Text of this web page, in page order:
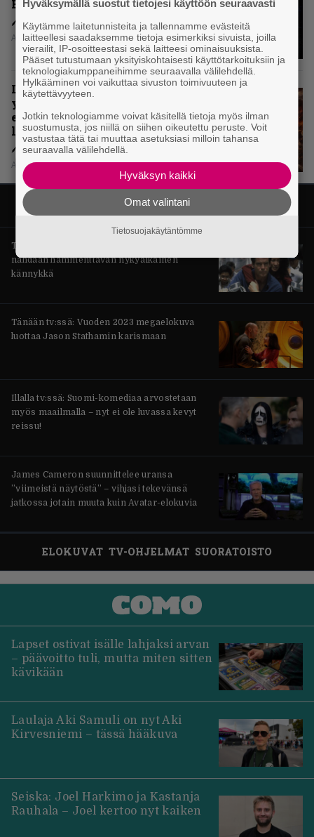
Beastia?
Aki Nuopponen
Levyarvio: Sabaton on
yhdennellätoista albumillaan
erittäin kaukana
legendaarisuudesta
Aki Nuopponen
Tänään tv:ssä: Vuoden 1997 Bond-leffassa
nähdään hämmenttävän nykyaikainen
kännykkä
Tänään tv:ssä: Vuoden 2023 megaelokuva
luottaa Jason Stathamin karismaan
Illalla tv:ssä: Suomi-komediaa arvostetaan
myös maailmalla – nyt ei ole luvassa kevyt
reissu!
James Cameron suunnittelee uransa
”viimeistä näytöstä” – vihjasi tekevänsä
jatkossa jotain muuta kuin Avatar-elokuvia
ELOKUVAT TV-OHJELMAT SUORATOISTO
Lapset ostivat isälle lahjaksi arvan
– päävoitto tuli, mutta miten sitten
kävikään
Laulaja Aki Samuli on nyt Aki
Kirvesniemi – tässä hääkuva
Seiska: Joel Harkimo ja Kastanja
Rauhala – Joel kertoo nyt kaiken
Hyväksymällä suostut tietojesi käyttöön seuraavasti
Käytämme laitetunnisteita ja tallennamme evästeitä
laitteellesi saadaksemme tietoja esimerkiksi sivuista, joilla
vierailit, IP-osoitteestasi sekä laitteesi ominaisuuksista.
Pääset tutustumaan yksityiskohtaisesti käyttötarkoituksiin ja
teknologiakumppaneihimme seuraavalla välilehdellä.
Hylkääminen voi vaikuttaa sivuston toimivuuteen ja
käytettävyyteen.
Jotkin teknologiamme voivat käsitellä tietoja myös ilman
suostumusta, jos niillä on siihen oikeutettu peruste. Voit
vastustaa tätä tai muuttaa asetuksiasi milloin tahansa
seuraavalla välilehdellä.
Hyväksyn kaikki
Omat valintani
Tietosuojakäytäntömme